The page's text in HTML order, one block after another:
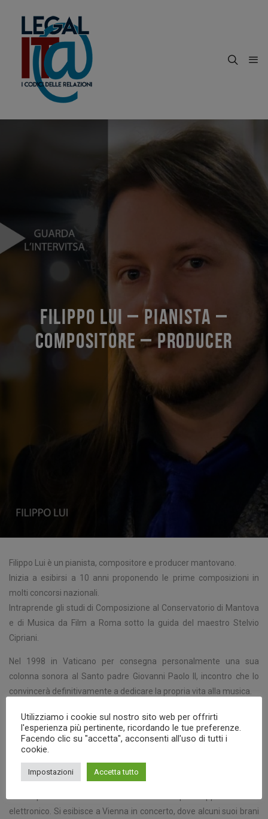
FILIPPO LUI – PIANISTA –
COMPOSITORE – PRODUCER
Filippo Lui è un pianista, compositore e producer mantovano.
Inizia a esibirsi a 10 anni proponendo le prime composizioni in
molti concorsi nazionali.
Intraprende gli studi di Composizione al Conservatorio di Mantova
e di Musica da Film a Roma sotto la guida del maestro Stelvio
Cipriani.
Nel 1998 in Vaticano per consegna personalmente una sua
colonna sonora al Santo padre Giovanni Paolo II, incontro che lo
convincerà definitivamente a dedicare la propria vita alla musica.
ringraziamento autografo dei principi di William e Harry. Crea un
progetto musicale chiamato Crystal Music che fonde l’armonia
classica con le atmosfere elettroniche e il rock. Scrive colonne
per il film “Tu Es Petrus”, e per l’opera “Lux in Arcana” commissiona
elettronico. Si esibisce a Vienna in concerto, dove alcuni suoi brani
Utilizziamo i cookie sul nostro sito web per offrirti
l'esperienza più pertinente, ricordando le tue preferenze.
Facendo clic su "accetta", acconsenti all'uso di tutti i
cookie.
Impostazioni Accetta tutto